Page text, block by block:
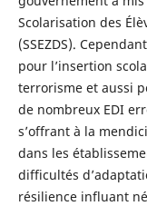
Scolarisation des
(SSEZDS).
pour l’insertion
terrorisme et aussi
de nombreux EDI
s’offrant à la
dans les
difficultés
résilience influant